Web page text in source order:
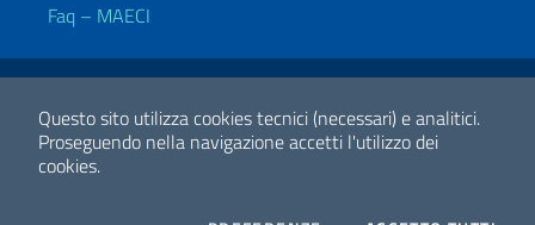
Questo sito utilizza cookies tecnici (necessari) e analitici.
Proseguendo nella navigazione accetti l'utilizzo dei
cookies.
Faq – MAECI
Link Utili